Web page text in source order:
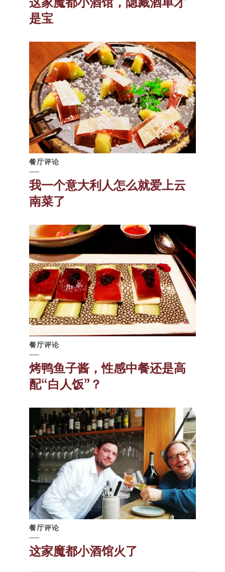
是宝
餐厅评论
我一个意大利人怎么就爱上云
南菜了
餐厅评论
烤鸭鱼子酱，性感中餐还是高
配“白人饭”？
餐厅评论
这家魔都小酒馆火了